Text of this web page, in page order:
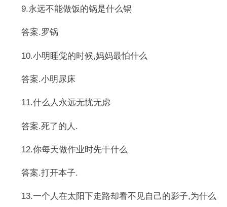
9.永远不能做饭的锅是什么锅
答案.罗锅
10.小明睡觉的时候,妈妈最怕什么
答案.小明尿床
11.什么人永远无忧无虑
答案.死了的人.
12.你每天做作业时先干什么
答案.打开本子.
13.一个人在太阳下走路却看不见自己的影子,为什么